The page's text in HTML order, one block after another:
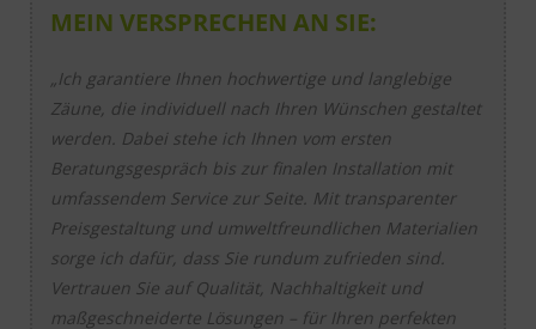
MEIN VERSPRECHEN AN SIE:
„Ich garantiere Ihnen hochwertige und langlebige
Zäune, die individuell nach Ihren Wünschen gestaltet
werden. Dabei stehe ich Ihnen vom ersten
Beratungsgespräch bis zur finalen Installation mit
umfassendem Service zur Seite. Mit transparenter
Preisgestaltung und umweltfreundlichen Materialien
sorge ich dafür, dass Sie rundum zufrieden sind.
Vertrauen Sie auf Qualität, Nachhaltigkeit und
maßgeschneiderte Lösungen – für Ihren perfekten